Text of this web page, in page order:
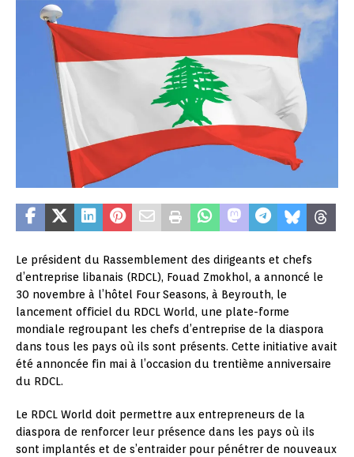
Le président du Rassemblement des dirigeants et chefs
d’entreprise libanais (RDCL), Fouad Zmokhol, a annoncé le
30 novembre à l’hôtel Four Seasons, à Beyrouth, le
lancement officiel du RDCL World, une plate-forme
mondiale regroupant les chefs d’entreprise de la diaspora
dans tous les pays où ils sont présents. Cette initiative avait
été annoncée fin mai à l’occasion du trentième anniversaire
du RDCL.
Le RDCL World doit permettre aux entrepreneurs de la
diaspora de renforcer leur présence dans les pays où ils
sont implantés et de s’entraider pour pénétrer de nouveaux